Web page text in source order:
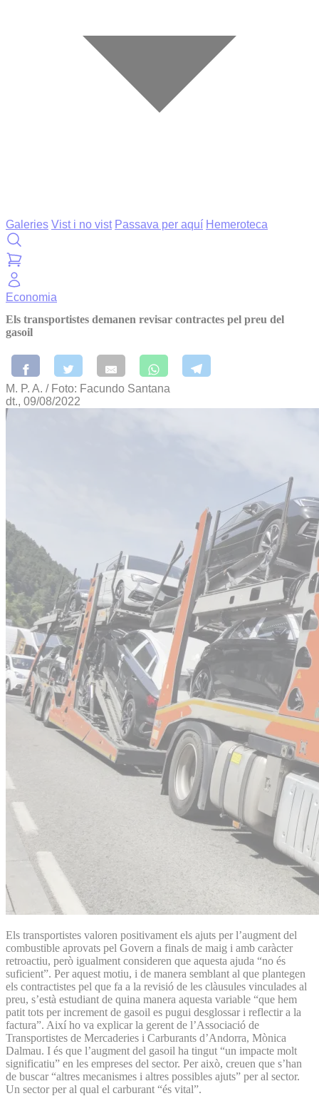
Galeries Vist i no vist Passava per aquí Hemeroteca
Economia
Els transportistes demanen revisar contractes pel preu del
gasoil
M. P. A. / Foto: Facundo Santana
dt., 09/08/2022
Els transportistes valoren positivament els ajuts per l’augment del
combustible aprovats pel Govern a finals de maig i amb caràcter
retroactiu, però igualment consideren que aquesta ajuda “no és
suficient”. Per aquest motiu, i de manera semblant al que plantegen
els contractistes pel que fa a la revisió de les clàusules vinculades al
preu, s’està estudiant de quina manera aquesta variable “que hem
patit tots per increment de gasoil es pugui desglossar i reflectir a la
factura”. Així ho va explicar la gerent de l’Associació de
Transportistes de Mercaderies i Carburants d’Andorra, Mònica
Dalmau. I és que l’augment del gasoil ha tingut “un impacte molt
significatiu” en les empreses del sector. Per això, creuen que s’han
de buscar “altres mecanismes i altres possibles ajuts” per al sector.
Un sector per al qual el carburant “és vital”.